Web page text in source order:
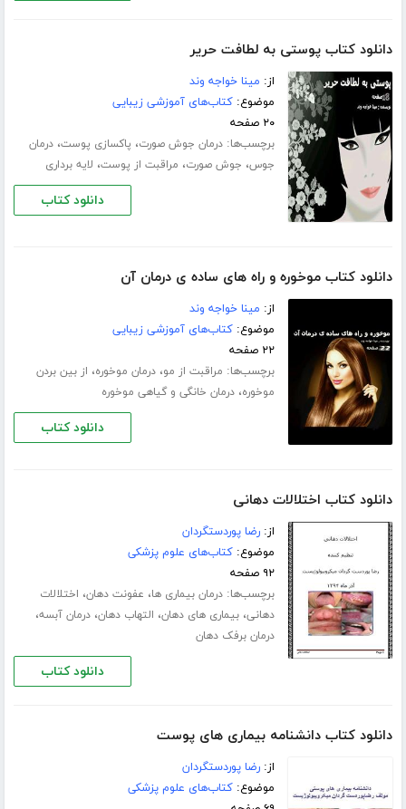
دانلود کتاب پوستی به لطافت حریر
از: مینا خواجه وند
موضوع:کتاب‌های آموزشی زیبایی
۲۰ صفحه
برچسب‌ها:درمان جوش صورت، پاکسازی پوست،درمان
جوس، جوش صورت، مراقبت از پوست، لایه برداری
دانلود کتاب
دانلود کتاب موخوره و راه های ساده ی درمان آن
از: مینا خواجه وند
موضوع:کتاب‌های آموزشی زیبایی
۲۲ صفحه
برچسب‌ها: مراقبت از مو،درمان موخوره، از بین بردن
موخوره،درمان خانگی و گیاهی موخوره
دانلود کتاب
دانلود کتاب اختلالات دهانی
از:رضا پوردستگردان
موضوع:کتاب‌های علوم پزشکی
۹۲ صفحه
برچسب‌ها:درمان بیماری ها، عفونت دهان، اختلالات
دهانی،بیماری های دهان، التهاب دهان،درمان آبسه،
درمان برفک دهان
دانلود کتاب
دانلود کتاب دانشنامه بیماری های پوست
از:رضا پوردستگردان
موضوع:کتاب‌های علوم پزشکی